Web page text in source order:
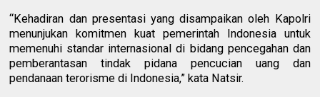
“Kehadiran dan presentasi yang disampaikan oleh Kapolri
menunjukan komitmen kuat pemerintah Indonesia untuk
memenuhi standar internasional di bidang pencegahan dan
pemberantasan tindak pidana pencucian uang dan
pendanaan terorisme di Indonesia,” kata Natsir.